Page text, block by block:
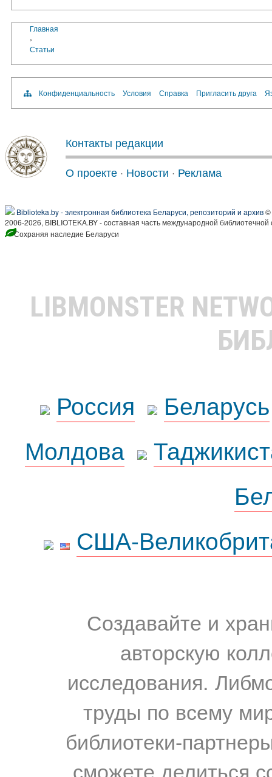
Главная
›
Статьи
Конфиденциальность Условия Справка Пригласить друга
Контакты редакции
О проекте · Новости · Реклама
Biblioteka.by - электронная библиотека Беларуси, репозиторий и архив©
2006-2026, BIBLIOTEKA.BY - составная часть международной
Сохраняя наследие Беларуси
LIBMONSTER
Россия
Беларусь
Молдова
США-
Создавайте и
авторскую
исследования.
труды по всему
библиотеки-
сможете делиться